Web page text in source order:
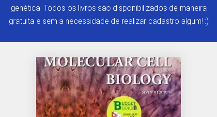
genética. Todos os livros são disponibilizados de maneira
gratuita e sem a necessidade de realizar cadastro algum! :)